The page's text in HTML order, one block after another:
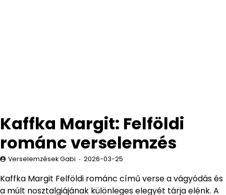
Kaffka Margit: Felföldi
románc verselemzés
Verselemzések Gabi 2026-03-25
Kaffka Margit Felföldi románc című verse a vágyódás és
a múlt nosztalgiájának különleges elegyét tárja elénk. A